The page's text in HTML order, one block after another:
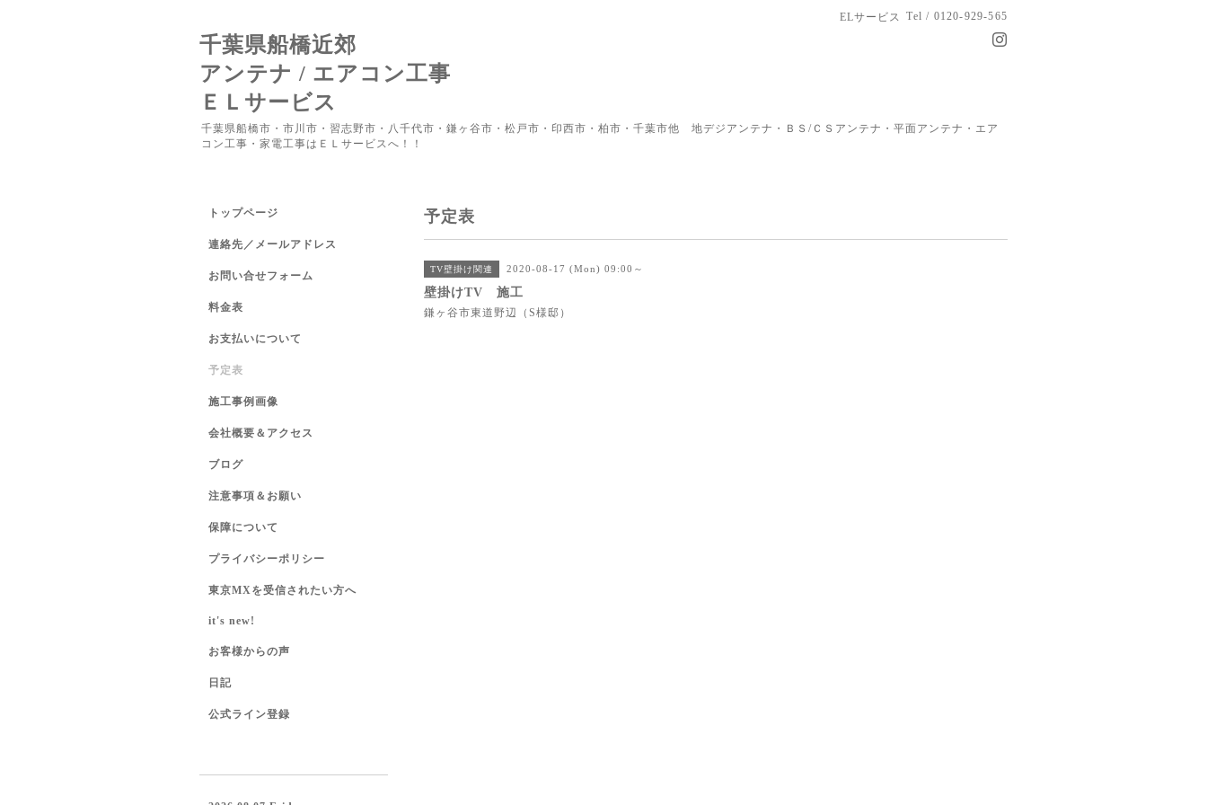
ELサービス Tel / 0120-929-565
千葉県船橋近郊
アンテナ / エアコン工事
ＥＬサービス
千葉県船橋市・市川市・習志野市・八千代市・鎌ヶ谷市・松戸市・印西市・柏市・千葉市他 地デジアンテナ・ＢＳ/ＣＳアンテナ・平面アンテナ・エア
コン工事・家電工事はＥＬサービスへ！！
予定表
TV壁掛け関連 2020-08-17 (Mon) 09:00～
壁掛けTV 施工
鎌ヶ谷市東道野辺（S様邸）
トップページ
連絡先／メールアドレス
お問い合せフォーム
料金表
お支払いについて
予定表
施工事例画像
会社概要＆アクセス
ブログ
注意事項＆お願い
保障について
プライバシーポリシー
東京MXを受信されたい方へ
it's new!
お客様からの声
日記
公式ライン登録